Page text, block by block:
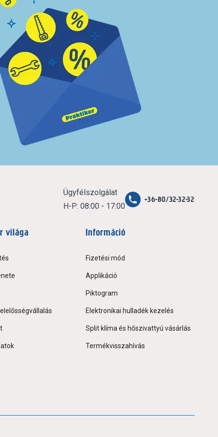
Ügyfélszolgálat
H-P: 08:00 - 17:00
+36-80/32-32-32
világa Információ
Fizetési mód
Applikáció
Piktogram
Elektronikai hulladék kezelés
Split klíma és hőszivattyú vásárlás
Termékvisszahívás